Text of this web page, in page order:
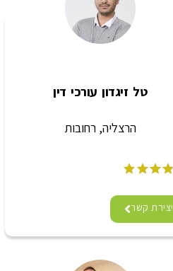
טל זיגדון עורכי דין
הרצליה, רחובות
יצירת קשר